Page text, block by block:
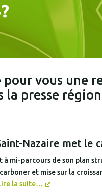
vous une
la presse
Nazaire met le
mi-parcours de son plan
et mise sur la
la suite…